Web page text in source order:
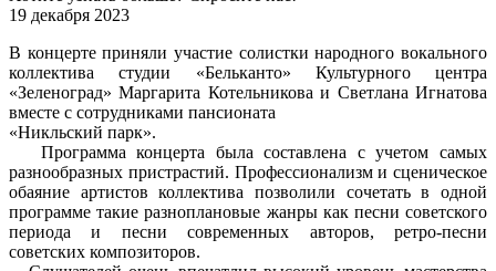
19 декабря 2023
В концерте приняли участие солистки народного вокального
коллектива студии «Бельканто» Культурного центра
«Зеленоград» Маргарита Котельникова и Светлана Игнатова
вместе с сотрудниками пансионата
«Никльский парк».
Программа концерта была составлена с учетом самых
разнообразных пристрастий. Профессионализм и сценическое
обаяние артистов коллектива позволили сочетать в одной
программе такие разноплановые жанры как песни советского
периода и песни современных авторов, ретро-песни
советских композиторов.